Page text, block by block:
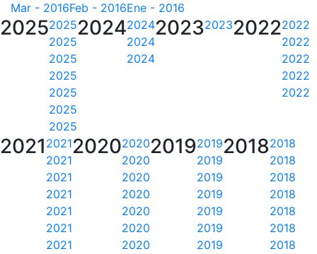
Mar - 2016Feb - 2016Ene - 2016
20252025
2025
2025
2025
2025
2025
2025
20242024
2024
2024
2023202320222022
2022
2022
2022
2022
2021 2021
2021
2021
2021
2021
2021
2021
20202020
2020
2020
2020
2020
2020
2020
20192019
2019
2019
2019
2019
2019
2019
20182018
2018
2018
2018
2018
2018
2018